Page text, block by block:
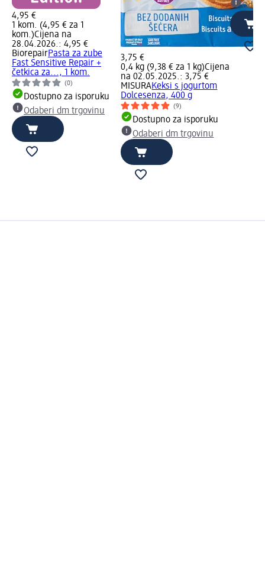
4,95 €
1 kom. (4,95 € za 1
kom.)Cijena na
28.04.2026.: 4,95 €
BiorepairPasta za zube
Fast Sensitive Repair +
četkica za..., 1 kom.
(0)
Dostupno za isporuku
Odaberi dm trgovinu
3,75 €
0,4 kg (9,38 € za 1 kg)Cijena
na 02.05.2025.: 3,75 €
MISURAKeksi s jogurtom
Dolcesenza, 400 g
(9)
Dostupno za isporuku
Odaberi dm trgovinu